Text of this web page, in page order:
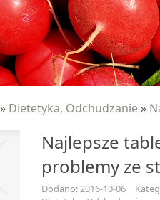
» Dietetyka, Odchudzanie »
Najlepsze
problemy ze
Dodano: 2016-10-06